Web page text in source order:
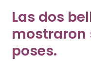
Las dos
mostraron
poses.